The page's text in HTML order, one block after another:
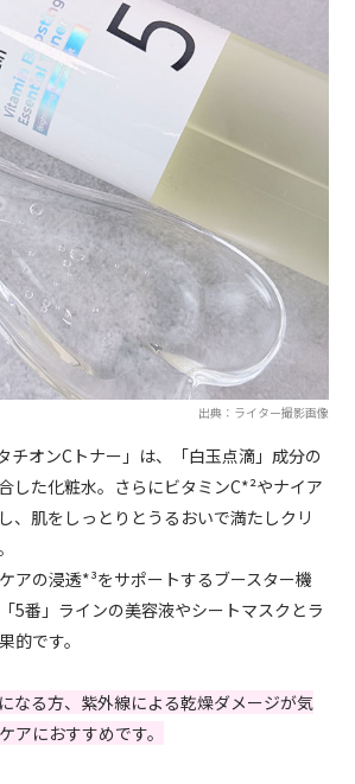
出典：ライター撮影画像
チオンCトナー」は、「白玉点滴」成分の
した化粧水。さらにビタミンC*²やナイア
、肌をしっとりとうるおいで満たしクリ
アの浸透*³をサポートするブースター機
5番」ラインの美容液やシートマスクとラ
的です。
なる方、紫外線による乾燥ダメージが気
アにおすすめです。